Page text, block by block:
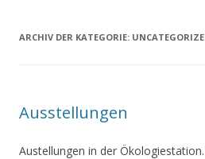
ARCHIV DER KATEGORIE:
Ausstellungen
Austellungen in der